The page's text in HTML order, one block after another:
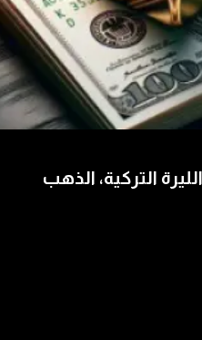
التركية، الذهب